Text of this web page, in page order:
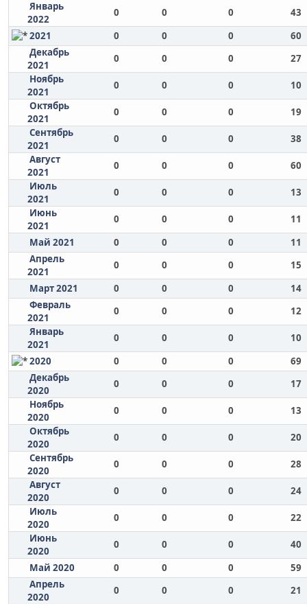
Январь
2022
0 0 0
43
2021
0 0 0
60
Декабрь
2021
0 0 0
27
Ноябрь
2021
0 0 0
10
Октябрь
2021
0 0 0
19
Сентябрь
2021
0 0 0
38
Август
2021
0 0 0
60
Июль
2021
0 0 0
13
Июнь
2021
0 0 0
11
Май 2021
0 0 0
11
Апрель
2021
0 0 0
15
Март 2021
0 0 0
14
Февраль
2021
0 0 0
12
Январь
2021
0 0 0
10
2020
0 0 0
69
Декабрь
2020
0 0 0
17
Ноябрь
2020
0 0 0
13
Октябрь
2020
0 0 0
20
Сентябрь
2020
0 0 0
28
Август
2020
0 0 0
24
Июль
2020
0 0 0
22
Июнь
2020
0 0 0
40
Май 2020
0 0 0
59
Апрель
2020
0 0 0
21